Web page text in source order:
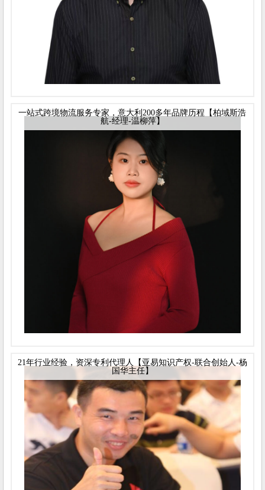
一站式跨境物流服务专家，意大利200多年品牌历程【柏域斯浩
航-经理-温柳萍】
21年行业经验，资深专利代理人【亚易知识产权-联合创始人-杨
国华主任】